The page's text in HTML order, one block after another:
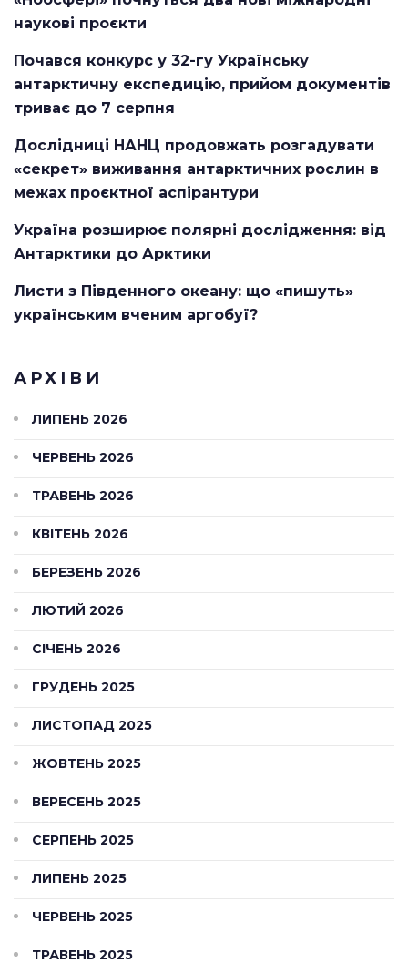
наукові проєкти
Почався конкурс у 32-гу Українську
антарктичну експедицію, прийом документів
триває до 7 серпня
Дослідниці НАНЦ продовжать розгадувати
«секрет» виживання антарктичних рослин в
межах проєктної аспірантури
Україна розширює полярні дослідження: від
Антарктики до Арктики
Листи з Південного океану: що «пишуть»
українським вченим аргобуї?
АРХІВИ
ЛИПЕНЬ 2026
ЧЕРВЕНЬ 2026
ТРАВЕНЬ 2026
КВІТЕНЬ 2026
БЕРЕЗЕНЬ 2026
ЛЮТИЙ 2026
СІЧЕНЬ 2026
ГРУДЕНЬ 2025
ЛИСТОПАД 2025
ЖОВТЕНЬ 2025
ВЕРЕСЕНЬ 2025
СЕРПЕНЬ 2025
ЛИПЕНЬ 2025
ЧЕРВЕНЬ 2025
ТРАВЕНЬ 2025